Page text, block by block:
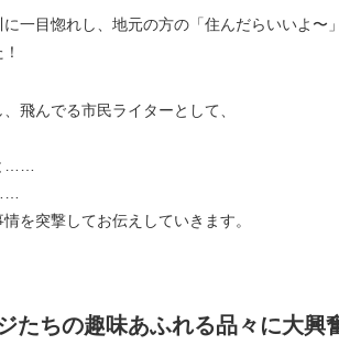
一目惚れし、地元の方の「住んだらいいよ〜
飛んでる市民ライターとして、
……
を突撃してお伝えしていきます。
たちの趣味あふれる品々に大興